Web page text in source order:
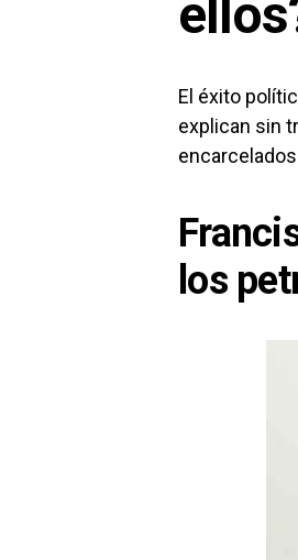
El éxito
explican sin
los